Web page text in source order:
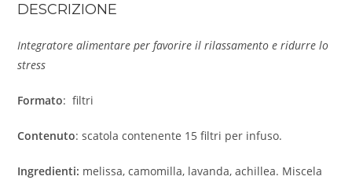
DESCRIZIONE
Integratore alimentare per favorire il rilassamento e ridurre lo
stress
Formato: filtri
Contenuto: scatola contenente 15 filtri per infuso.
Ingredienti: melissa, camomilla, lavanda, achillea. Miscela